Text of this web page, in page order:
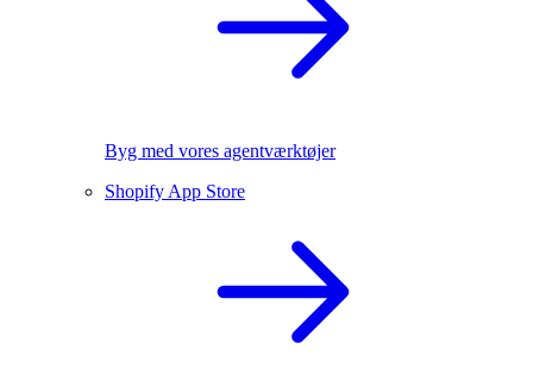
Byg med vores agentværktøjer
Shopify App Store